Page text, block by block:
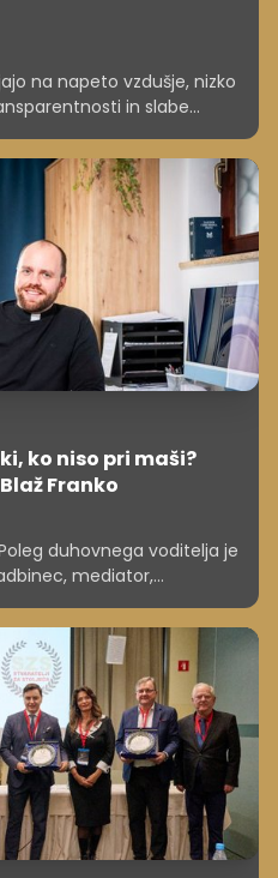
na napeto vzdušje, nizko
in slabe
ko niso pri maši?
Franko
duhovnega voditelja je
mediator,
33-letni Blaž Franko, ki v
župnij v državi. V
poklic, ki združuje vodenje
upravljanje premoženja,
in življenje brez rednih